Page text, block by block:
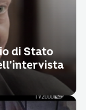
di Stato